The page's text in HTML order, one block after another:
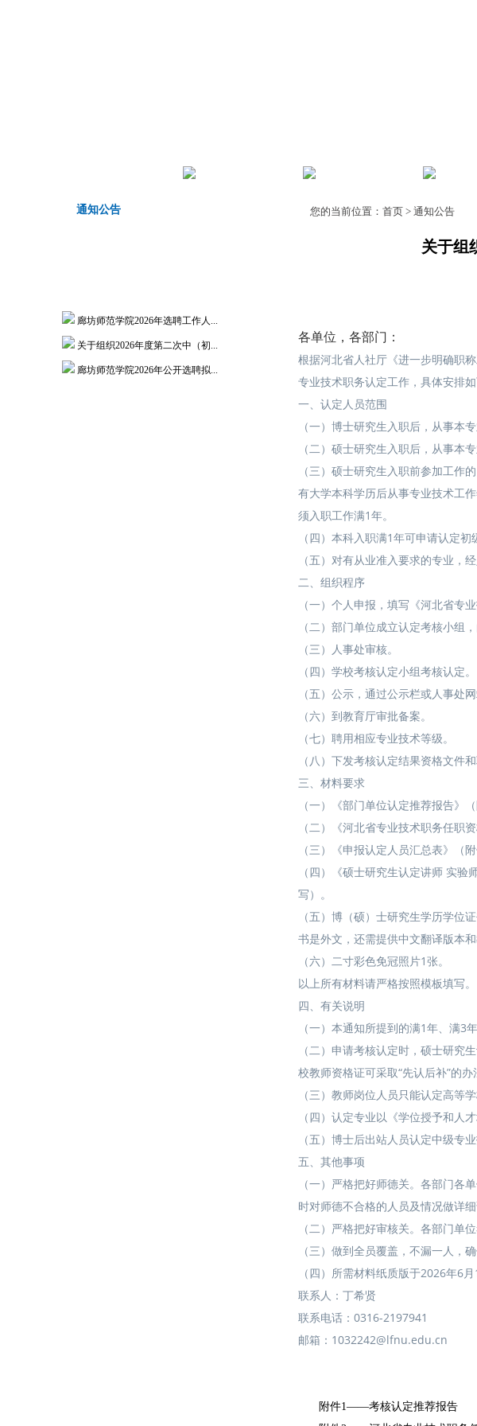
通知公告 您的当前位置： 首页 > 通知公告
关于组
各单位，各部门：
根据河北省人社厅《进一步明确职
专业技术职务认定工作，具体安排如
一、认定人员范围
（一）博士研究生入职后，从事本
（二）硕士研究生入职后，从事本
（三）硕士研究生入职前参加工作
有大学本科学历后从事专业技术工
须入职工作满1年。
（四）本科入职满1年可申请认定初
（五）对有从业准入要求的专业，
二、组织程序
（一）个人申报，填写《河北省专
（二）部门单位成立认定考核小组
（三）人事处审核。
（四）学校考核认定小组考核认定。
（五）公示，通过公示栏或人事处
（六）到教育厅审批备案。
（七）聘用相应专业技术等级。
（八）下发考核认定结果资格文件
三、材料要求
（一）《部门单位认定推荐报告》
（二）《河北省专业技术职务任职
（三）《申报认定人员汇总表》（
（四）《硕士研究生认定讲师 实
写）。
（五）博（硕）士研究生学历学位
书是外文，还需提供中文翻译版本
（六）二寸彩色免冠照片1张。
以上所有材料请严格按照模板填写。
四、有关说明
（一）本通知所提到的满1年、满3
（二）申请考核认定时，硕士研究
校教师资格证可采取“先认后补”的办
（三）教师岗位人员只能认定高等
（四）认定专业以《学位授予和人
（五）博士后出站人员认定中级专
五、其他事项
（一）严格把好师德关。各部门各
时对师德不合格的人员及情况做详细
（二）严格把好审核关。各部门单
（三）做到全员覆盖，不漏一人，
（四）所需材料纸质版于2026年6
联系人：丁希贤
联系电话：0316-2197941
邮箱： 1032242@lfnu.edu.cn
附件1——考核认定推荐报告